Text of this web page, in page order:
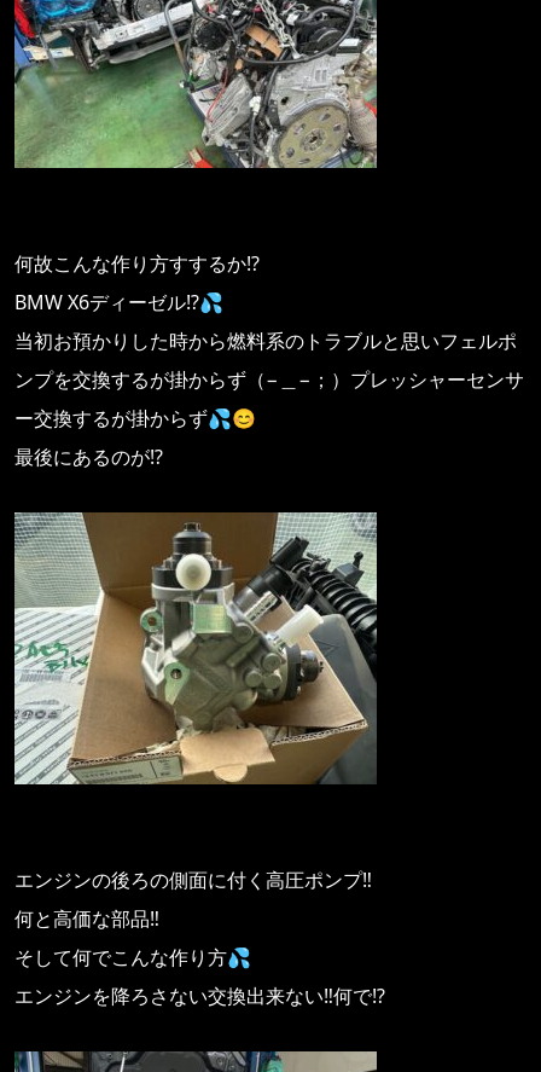
何故こんな作り方すするか⁉️
BMW X6ディーゼル⁉️💦
当初お預かりした時から燃料系のトラブルと思いフェルポ
ンプを交換するが掛からず（−＿−；）プレッシャーセンサ
ー交換するが掛からず💦😊
最後にあるのが⁉️
エンジンの後ろの側面に付く高圧ポンプ‼️
何と高価な部品‼️
そして何でこんな作り方💦
エンジンを降ろさない交換出来ない‼️何で⁉️